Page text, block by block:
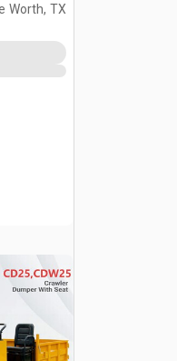
Worth, TX